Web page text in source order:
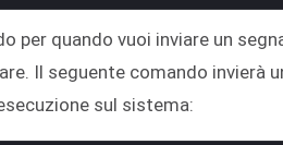
per quando vuoi inviare un
Il seguente comando invierà
sul sistema: